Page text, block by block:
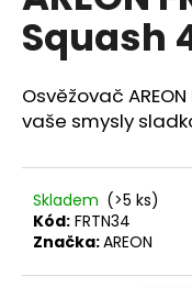
0,0
z
hvězdiček.
Squash
Osvěžovač
vaše smysly
Skladem (>5 ks)
Kód: FRTN34
Značka:AREON
a
j
í
t